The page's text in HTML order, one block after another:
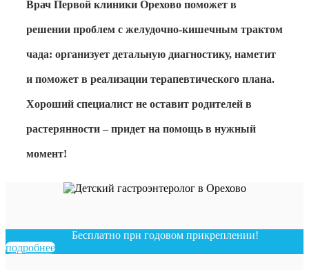
Врач Первой клиники Орехово поможет в
решении проблем с желудочно-кишечным трактом
чада: организует детальную диагностику, наметит
и поможет в реализации терапевтического плана.
Хороший специалист не оставит родителей в
растерянности – придет на помощь в нужный
момент!
Бесплатно при годовом прикреплении!
подробнее